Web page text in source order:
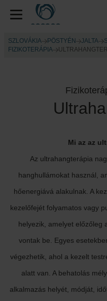
SZLOVÁKIA PÖSTYÉN JALTA
FIZIKOTERÁPIA
Mi az az
Az ultrahangterápia
hanghullámokat használ,
hőenergiává alakulnak. A
kezelőfejét folyamatos vagy
helyezik, amelyet előzőleg
vontak be. Egyes
végezhetik, ahol a kezelt
alatt van. A behatolás
alkalmazás helyét, módját,